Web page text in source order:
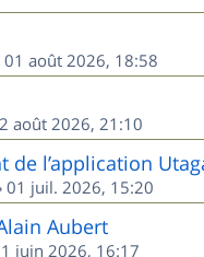
01 août 2026, 18:58
août 2026, 21:10
de l’application
01 juil. 2026, 15:20
Aubert
juin 2026, 16:17